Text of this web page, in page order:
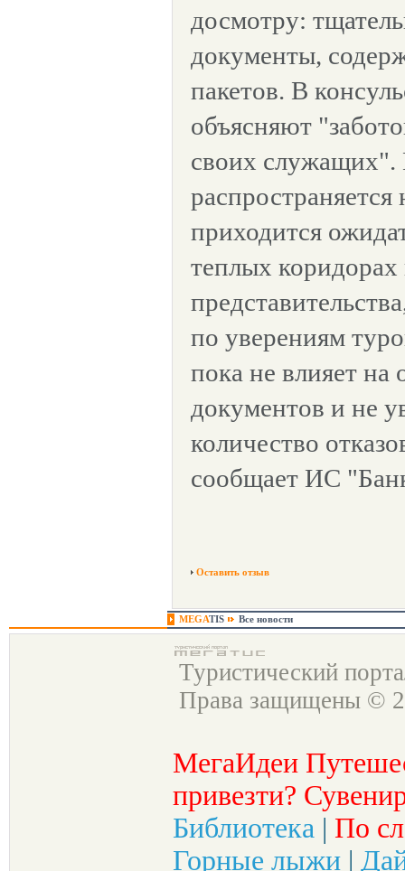
досмотру:
документы,
пакетов. В
объясняют
своих
приходится
теплых
по уверениям
пока не влияет на
документов и не
количество
сообщает ИС
Оставить отзыв
MEGATIS Все новости
Туристический
Права защищены ©
МегаИдеи
привезти?
Библиотека | По
Горные лыжи |